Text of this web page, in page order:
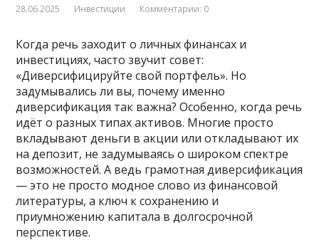
28.06.2025 Инвестиции Комментарии: 0
Когда речь заходит о личных финансах и
инвестициях, часто звучит совет:
«Диверсифицируйте свой портфель». Но
задумывались ли вы, почему именно
диверсификация так важна? Особенно, когда речь
идёт о разных типах активов. Многие просто
вкладывают деньги в акции или откладывают их
на депозит, не задумываясь о широком спектре
возможностей. А ведь грамотная диверсификация
— это не просто модное слово из финансовой
литературы, а ключ к сохранению и
приумножению капитала в долгосрочной
перспективе.